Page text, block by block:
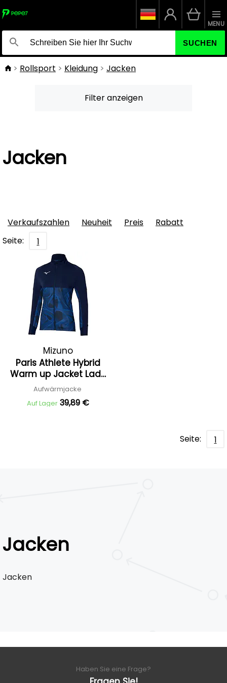
SUCHEN
MENU
Rollsport Kleidung Jacken
Filter anzeigen
Jacken
Verkaufszahlen Neuheit Preis
Rabatt
Seite:
1
Mizuno
Paris Athlete Hybrid
Warm up Jacket Lady
'25
Aufwärmjacke
Auf Lager 39,89 €
Seite: 1
Jacken
Jacken
Haben Sie eine Frage?